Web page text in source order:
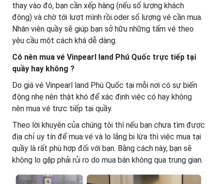
thay vào đó, bạn cần xếp hàng (nếu số lượng khách
đông) và chờ tới lượt mình rồi oder số lượng vé cần mua.
Nhân viên quầy sẽ giúp bạn sở hữu những tấm vé theo
yêu cầu một cách khá dễ dàng.
Có nên mua vé Vinpearl land Phú Quốc trực tiếp tại
quầy hay không ?
Do giá vé Vinpearl land Phú Quốc tại mỗi nơi có sự biến
động nhẹ nên thật khó để xác định việc có hay không
nên mua vé trực tiếp tại quầy.
Theo lời khuyên của chúng tôi thì nếu bạn chưa tìm được
địa chỉ uy tín để mua vé và lo lắng bị lừa thì việc mua tại
quầy là rất phù hợp đối với bạn. Bằng cách này, bạn sẽ
không lo gặp phải rủi ro do mua bán không qua trung gian.